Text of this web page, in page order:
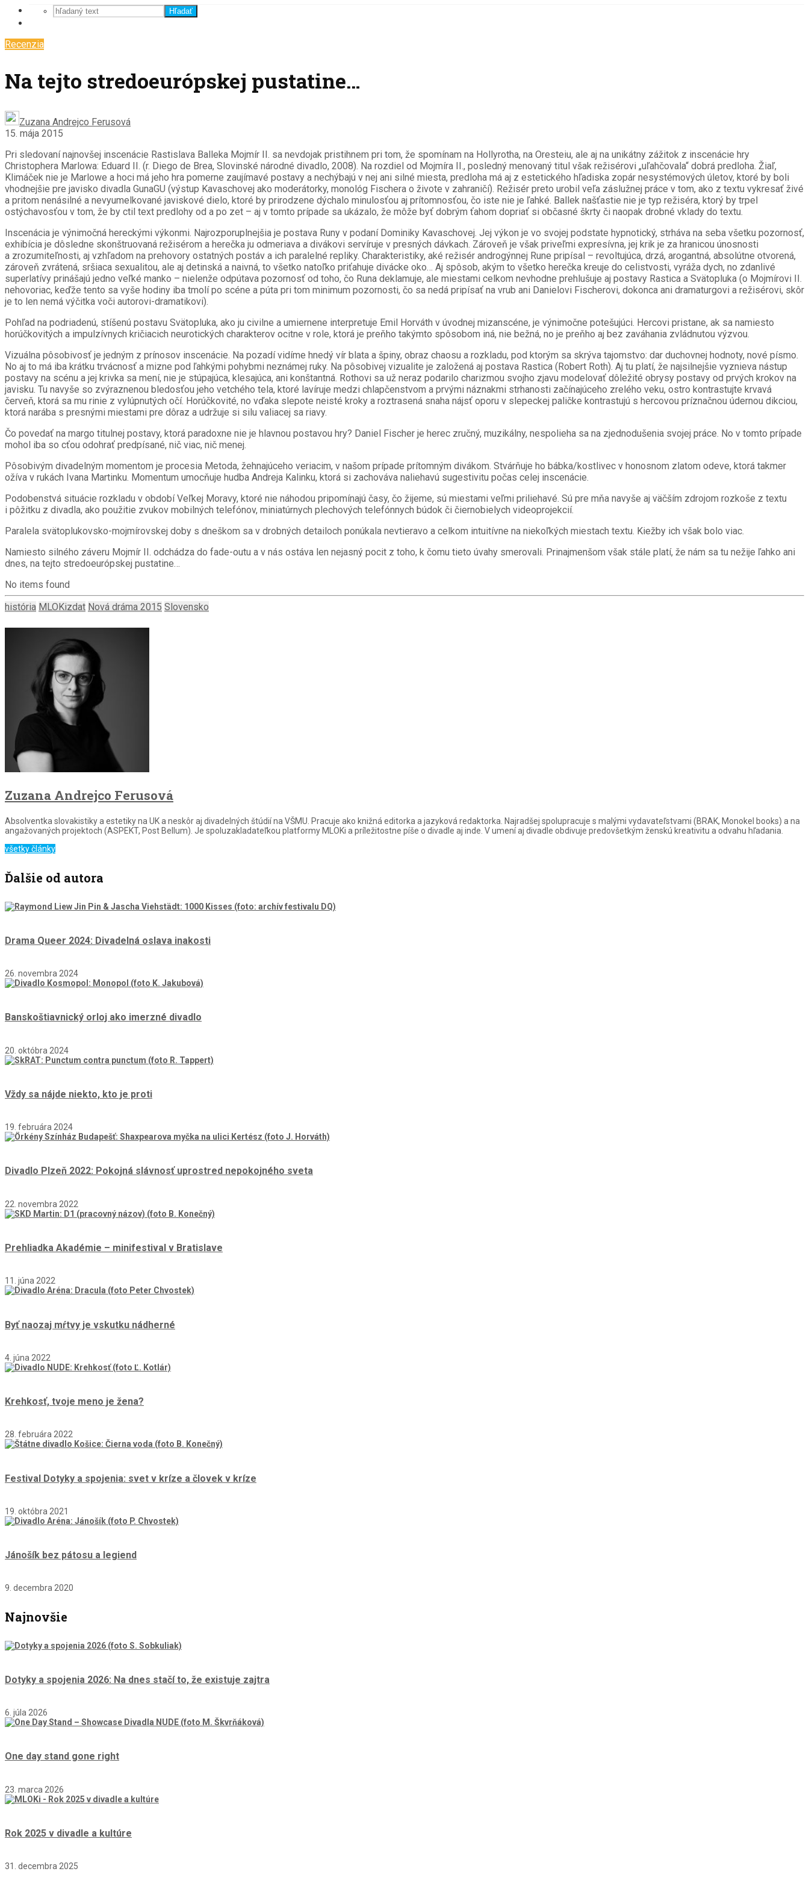
Hľadať
Recenzia
Na tejto stredoeurópskej pustatine…
Zuzana Andrejco Ferusová
15. mája 2015
Pri sledovaní najnovšej inscenácie Rastislava Balleka Mojmír II. sa nevdojak pristihnem pri tom, že spomínam na Hollyrotha, na Oresteiu, ale aj na unikátny zážitok z inscenácie hry
Christophera Marlowa: Eduard II. (r. Diego de Brea, Slovinské národné divadlo, 2008). Na rozdiel od Mojmíra II., posledný menovaný titul však režisérovi „uľahčovala“ dobrá predloha. Žiaľ,
Klimáček nie je Marlowe a hoci má jeho hra pomerne zaujímavé postavy a nechýbajú v nej ani silné miesta, predloha má aj z estetického hľadiska zopár nesystémových úletov, ktoré by boli
vhodnejšie pre javisko divadla GunaGU (výstup Kavaschovej ako moderátorky, monológ Fischera o živote v zahraničí). Režisér preto urobil veľa záslužnej práce v tom, ako z textu vykresať živé
a pritom nenásilné a nevyumelkované javiskové dielo, ktoré by prirodzene dýchalo minulosťou aj prítomnosťou, čo iste nie je ľahké. Ballek našťastie nie je typ režiséra, ktorý by trpel
ostýchavosťou v tom, že by ctil text predlohy od a po zet – aj v tomto prípade sa ukázalo, že môže byť dobrým ťahom dopriať si občasné škrty či naopak drobné vklady do textu.
Inscenácia je výnimočná hereckými výkonmi. Najrozporuplnejšia je postava Runy v podaní Dominiky Kavaschovej. Jej výkon je vo svojej podstate hypnotický, strháva na seba všetku pozornosť,
exhibícia je dôsledne skonštruovaná režisérom a herečka ju odmeriava a divákovi servíruje v presných dávkach. Zároveň je však priveľmi expresívna, jej krik je za hranicou únosnosti
a zrozumiteľnosti, aj vzhľadom na prehovory ostatných postáv a ich paralelné repliky. Charakteristiky, aké režisér androgýnnej Rune pripísal – revoltujúca, drzá, arogantná, absolútne otvorená,
zároveň zvrátená, sršiaca sexualitou, ale aj detinská a naivná, to všetko natoľko priťahuje divácke oko… Aj spôsob, akým to všetko herečka kreuje do celistvosti, vyráža dych, no zdanlivé
superlatívy prinášajú jedno veľké manko – nielenže odpútava pozornosť od toho, čo Runa deklamuje, ale miestami celkom nevhodne prehlušuje aj postavy Rastica a Svätopluka (o Mojmírovi II.
nehovoriac, keďže tento sa vyše hodiny iba tmolí po scéne a púta pri tom minimum pozornosti, čo sa nedá pripísať na vrub ani Danielovi Fischerovi, dokonca ani dramaturgovi a režisérovi, skôr
je to len nemá výčitka voči autorovi-dramatikovi).
Pohľad na podriadenú, stíšenú postavu Svätopluka, ako ju civilne a umiernene interpretuje Emil Horváth v úvodnej mizanscéne, je výnimočne potešujúci. Hercovi pristane, ak sa namiesto
horúčkovitých a impulzívnych kričiacich neurotických charakterov ocitne v role, ktorá je preňho takýmto spôsobom iná, nie bežná, no je preňho aj bez zaváhania zvládnutou výzvou.
Vizuálna pôsobivosť je jedným z prínosov inscenácie. Na pozadí vidíme hnedý vír blata a špiny, obraz chaosu a rozkladu, pod ktorým sa skrýva tajomstvo: dar duchovnej hodnoty, nové písmo.
No aj to má iba krátku trvácnosť a mizne pod ľahkými pohybmi neznámej ruky. Na pôsobivej vizualite je založená aj postava Rastica (Robert Roth). Aj tu platí, že najsilnejšie vyznieva nástup
postavy na scénu a jej krivka sa mení, nie je stúpajúca, klesajúca, ani konštantná. Rothovi sa už neraz podarilo charizmou svojho zjavu modelovať dôležité obrysy postavy od prvých krokov na
javisku. Tu navyše so zvýraznenou bledosťou jeho vetchého tela, ktoré lavíruje medzi chlapčenstvom a prvými náznakmi strhanosti začínajúceho zrelého veku, ostro kontrastujte krvavá
červeň, ktorá sa mu rinie z vylúpnutých očí. Horúčkovité, no vďaka slepote neisté kroky a roztrasená snaha nájsť oporu v slepeckej paličke kontrastujú s hercovou príznačnou údernou dikciou,
ktorá narába s presnými miestami pre dôraz a udržuje si silu valiacej sa riavy.
Čo povedať na margo titulnej postavy, ktorá paradoxne nie je hlavnou postavou hry? Daniel Fischer je herec zručný, muzikálny, nespolieha sa na zjednodušenia svojej práce. No v tomto prípade
mohol iba so cťou odohrať predpísané, nič viac, nič menej.
Pôsobivým divadelným momentom je procesia Metoda, žehnajúceho veriacim, v našom prípade prítomným divákom. Stvárňuje ho bábka/kostlivec v honosnom zlatom odeve, ktorá takmer
ožíva v rukách Ivana Martinku. Momentum umocňuje hudba Andreja Kalinku, ktorá si zachováva naliehavú sugestivitu počas celej inscenácie.
Podobenstvá situácie rozkladu v období Veľkej Moravy, ktoré nie náhodou pripomínajú časy, čo žijeme, sú miestami veľmi priliehavé. Sú pre mňa navyše aj väčším zdrojom rozkoše z textu
i pôžitku z divadla, ako použitie zvukov mobilných telefónov, miniatúrnych plechových telefónnych búdok či čiernobielych videoprojekcií.
Paralela svätoplukovsko-mojmírovskej doby s dneškom sa v drobných detailoch ponúkala nevtieravo a celkom intuitívne na niekoľkých miestach textu. Kiežby ich však bolo viac.
Namiesto silného záveru Mojmír II. odchádza do fade-outu a v nás ostáva len nejasný pocit z toho, k čomu tieto úvahy smerovali. Prinajmenšom však stále platí, že nám sa tu nežije ľahko ani
dnes, na tejto stredoeurópskej pustatine…
No items found
história MLOKizdat Nová dráma 2015 Slovensko
Zuzana Andrejco Ferusová
Absolventka slovakistiky a estetiky na UK a neskôr aj divadelných štúdií na VŠMU. Pracuje ako knižná editorka a jazyková redaktorka. Najradšej spolupracuje s malými vydavateľstvami (BRAK, Monokel books) a na
angažovaných projektoch (ASPEKT, Post Bellum). Je spoluzakladateľkou platformy MLOKi a príležitostne píše o divadle aj inde. V umení aj divadle obdivuje predovšetkým ženskú kreativitu a odvahu hľadania.
všetky články
Ďalšie od autora
Drama Queer 2024: Divadelná oslava inakosti
26. novembra 2024
Banskoštiavnický orloj ako imerzné divadlo
20. októbra 2024
Vždy sa nájde niekto, kto je proti
19. februára 2024
Divadlo Plzeň 2022: Pokojná slávnosť uprostred nepokojného sveta
22. novembra 2022
Prehliadka Akadémie – minifestival v Bratislave
11. júna 2022
Byť naozaj mŕtvy je vskutku nádherné
4. júna 2022
Krehkosť, tvoje meno je žena?
28. februára 2022
Festival Dotyky a spojenia: svet v kríze a človek v kríze
19. októbra 2021
Jánošík bez pátosu a legiend
9. decembra 2020
Najnovšie
Dotyky a spojenia 2026: Na dnes stačí to, že existuje zajtra
6. júla 2026
One day stand gone right
23. marca 2026
Rok 2025 v divadle a kultúre
31. decembra 2025